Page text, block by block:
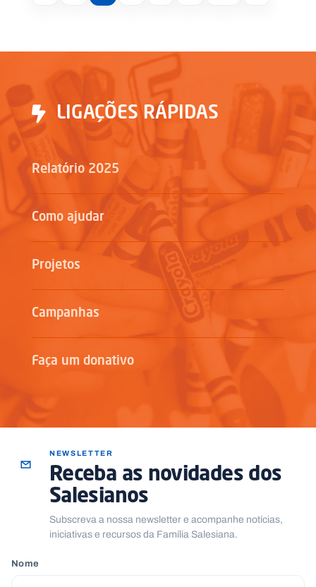
LIGAÇÕES RÁPIDAS
Relatório 2025
Como ajudar
Projetos
Campanhas
Faça um donativo
NEWSLETTER
Receba as novidades dos
Salesianos
Subscreva a nossa newsletter e acompanhe notícias,
iniciativas e recursos da Família Salesiana.
Nome